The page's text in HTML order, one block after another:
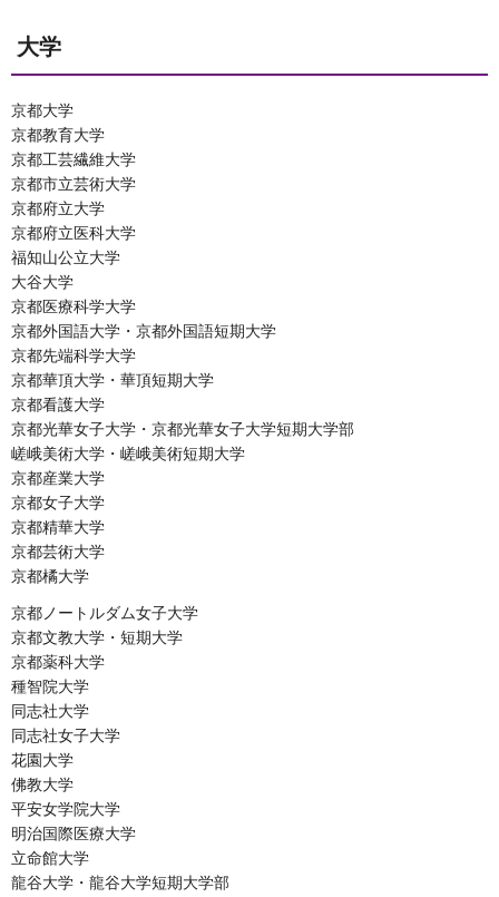
大学
京都大学
京都教育大学
京都工芸繊維大学
京都市立芸術大学
京都府立大学
京都府立医科大学
福知山公立大学
大谷大学
京都医療科学大学
京都外国語大学・京都外国語短期大学
京都先端科学大学
京都華頂大学・華頂短期大学
京都看護大学
京都光華女子大学・京都光華女子大学短期大学部
嵯峨美術大学・嵯峨美術短期大学
京都産業大学
京都女子大学
京都精華大学
京都芸術大学
京都橘大学
京都ノートルダム女子大学
京都文教大学・短期大学
京都薬科大学
種智院大学
同志社大学
同志社女子大学
花園大学
佛教大学
平安女学院大学
明治国際医療大学
立命館大学
龍谷大学・龍谷大学短期大学部